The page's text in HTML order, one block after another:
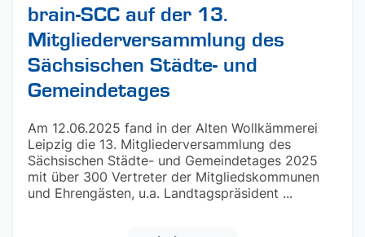
brain-SCC auf der 13.
Mitgliederversammlung des
Sächsischen Städte- und
Gemeindetages
Am 12.06.2025 fand in der Alten Wollkämmerei
Leipzig die 13. Mitgliederversammlung des
Sächsischen Städte- und Gemeindetages 2025
mit über 300 Vertreter der Mitgliedskommunen
und Ehrengästen, u.a. Landtagspräsident ...